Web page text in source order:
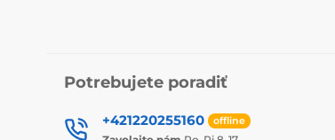
Potrebujete poradiť
+421220255160 offline